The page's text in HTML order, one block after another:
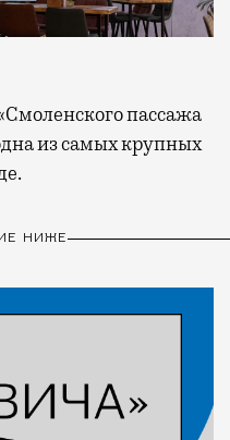
из самых крупных
НИЖЕ